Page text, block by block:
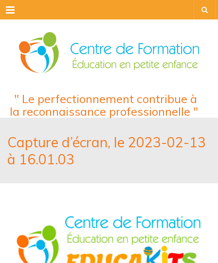
Menu
" Le perfectionnement contribue à
la reconnaissance professionnelle "
Capture d’écran, le 2023-02-13
à 16.01.03